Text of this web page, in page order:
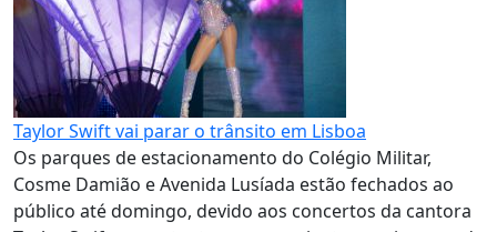
Taylor Swift vai parar o trânsito em Lisboa
Os parques de estacionamento do Colégio Militar,
Cosme Damião e Avenida Lusíada estão fechados ao
público até domingo, devido aos concertos da cantora